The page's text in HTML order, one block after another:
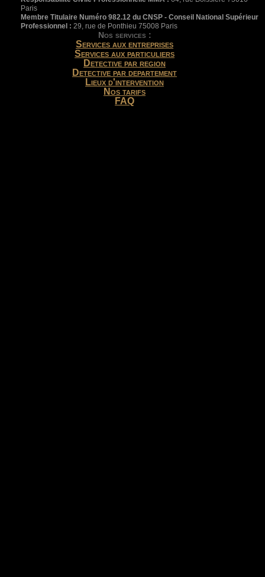
Paris
Membre Titulaire Numéro 982.12 du CNSP - Conseil National Supérieur
Professionnel : 29, rue de Ponthieu 75008 Paris
Nos services :
Services aux entreprises
Services aux particuliers
Detective par region
Detective par departement
Lieux d'intervention
Nos tarifs
FAQ